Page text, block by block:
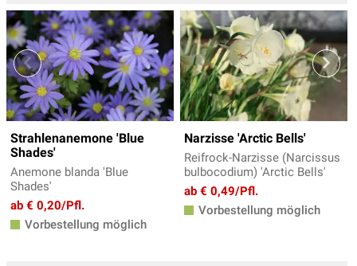
Strahlenanemone 'Blue
Shades'
Anemone blanda 'Blue
Shades'
ab € 0,20/Pfl.
Vorbestellung möglich
Narzisse 'Arctic Bells'
Reifrock-Narzisse (Narcissus
bulbocodium) 'Arctic Bells'
ab € 0,49/Pfl.
Vorbestellung möglich